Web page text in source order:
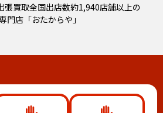
張買取全国出店数約1,940店舗以上の
門店「おたからや」